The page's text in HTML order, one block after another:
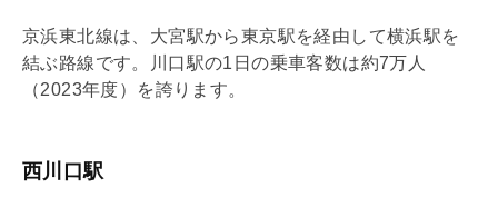
京浜東北線は、大宮駅から東京駅を経由して横浜駅を
結ぶ路線です。川口駅の1日の乗車客数は約7万人
（2023年度）を誇ります。
西川口駅